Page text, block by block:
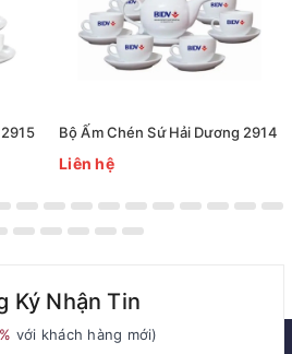
Bộ Ấm Chén Sứ Hải Dương 2914
Liên hệ
Ký Nhận Tin
với khách hàng mới)